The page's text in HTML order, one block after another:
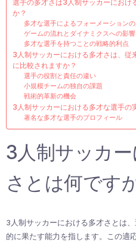
選手の多才さは3人制サッカーにおけ
か？
多才な選手によるフォーメーション
ゲームの流れとダイナミクスへの影響
多才な選手を持つことの戦略的利点
3人制サッカーにおける多才さは、従
に比較されますか？
選手の役割と責任の違い
小規模チームの独自の課題
戦術的革新の機会
3人制サッカーにおける多才な選手の
著名な多才な選手のプロフィール
3人制サッカ
さとは何です
3人制サッカーにおける多才さとは
的に果たす能力を指します。この適